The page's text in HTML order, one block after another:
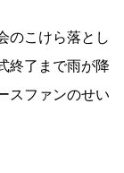
のこけら落とし
終了まで雨が降
スファンのせい